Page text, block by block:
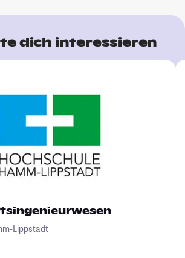
dich interessieren
Lippstadt